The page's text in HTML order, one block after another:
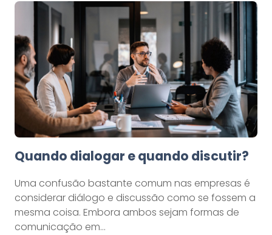
Quando dialogar e quando discutir?
Uma confusão bastante comum nas empresas é
considerar diálogo e discussão como se fossem a
mesma coisa. Embora ambos sejam formas de
comunicação em…